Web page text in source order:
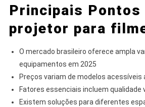
Principais Pontos
projetor para
O mercado brasileiro oferece ampla
equipamentos em 2025
Preços variam de modelos
Fatores essenciais incluem qualidade
Existem soluções para diferentes